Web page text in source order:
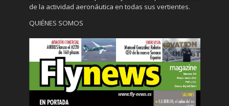
de la actividad aeronáutica en todas sus vertientes.
QUIÉNES SOMOS